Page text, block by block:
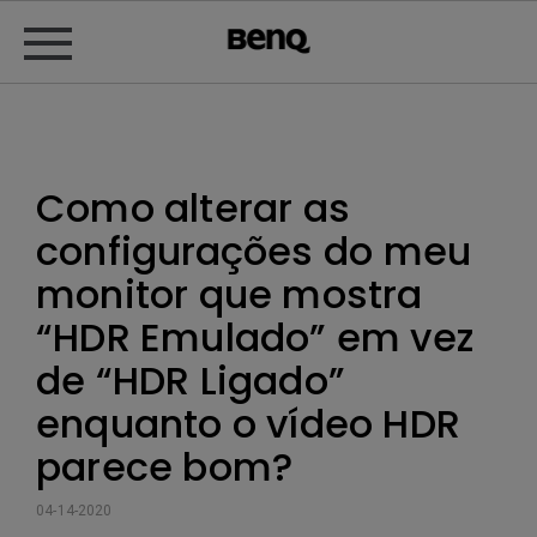
Como alterar as
configurações do meu
monitor que mostra
“HDR Emulado” em vez
de “HDR Ligado”
enquanto o vídeo HDR
parece bom?
04-14-2020